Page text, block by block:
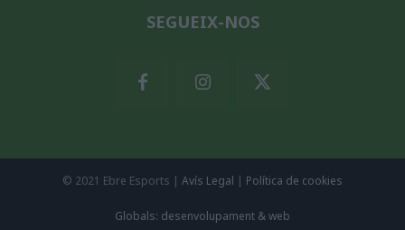
SEGUEIX-NOS
© 2021 Ebre Esports | Avís Legal | Política de cookies
Globals: desenvolupament & web